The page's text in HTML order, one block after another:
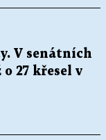
V senátních
27 křesel v